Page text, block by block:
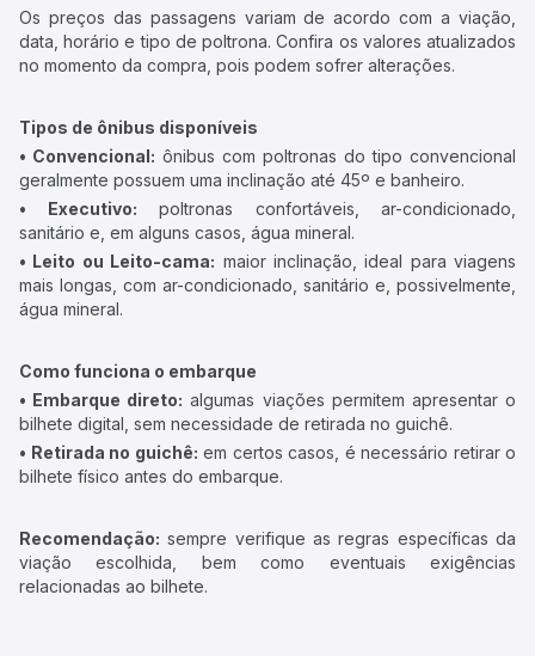
Os preços das passagens variam de acordo com a viação,
data, horário e tipo de poltrona. Confira os valores atualizados
no momento da compra, pois podem sofrer alterações.
Tipos de ônibus disponíveis
• Convencional: ônibus com poltronas do tipo convencional
geralmente possuem uma inclinação até 45º e banheiro.
• Executivo: poltronas confortáveis, ar-condicionado,
sanitário e, em alguns casos, água mineral.
• Leito ou Leito-cama: maior inclinação, ideal para viagens
mais longas, com ar-condicionado, sanitário e, possivelmente,
água mineral.
Como funciona o embarque
• Embarque direto: algumas viações permitem apresentar o
bilhete digital, sem necessidade de retirada no guichê.
• Retirada no guichê: em certos casos, é necessário retirar o
bilhete físico antes do embarque.
Recomendação: sempre verifique as regras específicas da
viação escolhida, bem como eventuais exigências
relacionadas ao bilhete.